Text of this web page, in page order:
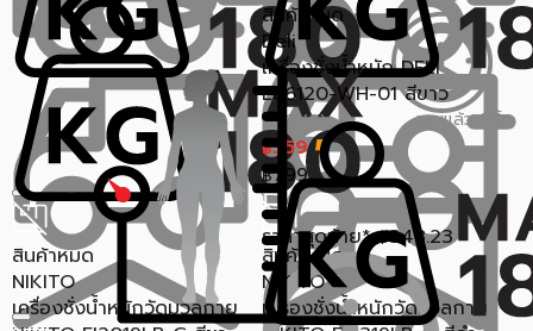
สินค้าหมด
NIKITO
เครื่องชั่งน้ำหนักวัดมวลกาย
สินค้าหมด
NIKITO
เครื่องชั่งน้ำหนักวัดมวลกาย
สินค้าหมด
Deli
เครื่องชั่งน้ำหนัก DELI
E86120-WH-01 สีขาว
0.0 (0) ขายแล้ว 1 ชิ้น
฿359
฿799
ราคาสุดท้าย* ฿348.23